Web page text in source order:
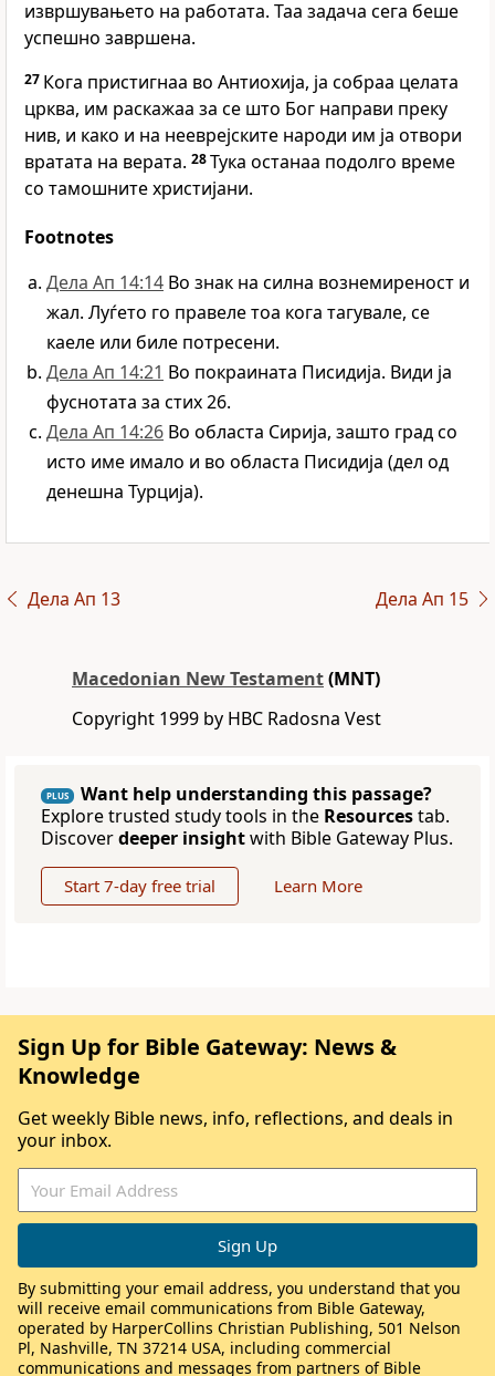
извршувањето на работата. Таа задача сега беше
успешно завршена.
27 Кога пристигнаа во Антиохија, ја собраа целата
црква, им раскажаа за се што Бог направи преку
нив, и како и на нееврејските народи им ја отвори
вратата на верата. 28Тука останаа подолго време
со тамошните христијани.
Footnotes
Дела Ап 14:14 Во знак на силна вознемиреност и
жал. Луѓето го правеле тоа кога тагувале, се
каеле или биле потресени.
Дела Ап 14:21 Во покраината Писидија. Види ја
фуснотата за стих 26.
Дела Ап 14:26 Во областа Сирија, зашто град со
исто име имало и во областа Писидија (дел од
денешна Турција).
Дела Ап 13 Дела Ап 15
Macedonian New Testament(MNT)
Copyright 1999 by HBC Radosna Vest
PLUS
Want help understanding this passage?
Explore trusted study tools in the Resourcestab.
Discoverdeeper insightwith Bible Gateway Plus.
Start 7-day free trial Learn More
Sign Up for Bible Gateway: News &
Knowledge
Get weekly Bible news, info, reflections, and deals in
your inbox.
By submitting your email address, you understand that you
will receive email communications from Bible Gateway,
operated by HarperCollins Christian Publishing, 501 Nelson
Pl, Nashville, TN 37214 USA, including commercial
communications and messages from partners of Bible